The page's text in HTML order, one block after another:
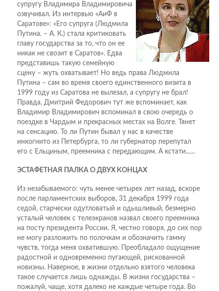
супругу Владимира Владимировича
озвучивал. Из интервью «АиФ в
Саратове»: «Его супруга (Людмила
Путина. – А. К.) стала критиковать
главу государства за то, что он ее
никак не свозит в Саратов». Едва
представишь такую семейную
сцену – жуть охватывает! Но ведь права Людмила
Путина – сам во время своего единственного визита в
1999 году из Саратова не вылезал, а супругу не брал!
Правда, Дмитрий Федорович тут же вспоминает, как
Владимир Владимирович вспоминал в свою очередь о
поездке в Чардым и прекрасных местах на Волге. Тянет
на сенсацию. То ли Путин бывал у нас в качестве
инкогнито из Петербурга, то ли губернатор перепутал
его с Ельциным, преемника с передающим. А кстати...…
ЭСТАФЕТНАЯ ПАЛКА О ДВУХ КОНЦАХ
Из незабываемого: чуть менее четырех лет назад, вскоре
после парламентских выборов, 31 декабря 1999 года
седой, старчески одутловатый и одышливый, безмерно
усталый человек с телеэкранов назвал своего преемника
на посту президента России. Я, честно говоря, до сих пор
не могу разложить по полочкам и обозначить гамму
чувств, тогда меня охватившую. Преобладало ощущение
радостной и одновременно пугающей, рискованной
новизны. Наверное, в жизни отдельно взятого человека
такое случается лишь однажды. В жизни государства –
пожалуй, чаще, хотя далеко не каждые четыре года. Во